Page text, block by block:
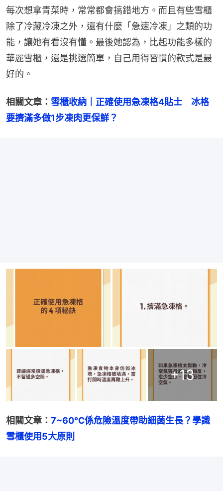
每次想拿青菜時，常常都會搞錯地方。而且有些雪櫃
除了冷藏冷凍之外，還有什麼「急速冷凍」之類的功
能，讓她有看沒有懂。最後她認為，比起功能多樣的
華麗雪櫃，還是挑選簡單，自己用得習慣的款式是最
好的。
相關文章： 雪櫃收納｜正確使用急凍格4貼士　冰格
要擠滿多做1步凍肉更保鮮？
+13
相關文章： 7~60℃係危險溫度帶助細菌生長？學識
雪櫃使用5大原則